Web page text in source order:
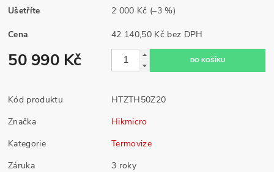
Ušetříte 2 000 Kč (–3 %)
Cena 42 140,50 Kč bez DPH
50 990 Kč
Kód produktu
HTZTH50Z20
Značka
Hikmicro
Kategorie
Termovize
Záruka
3 roky